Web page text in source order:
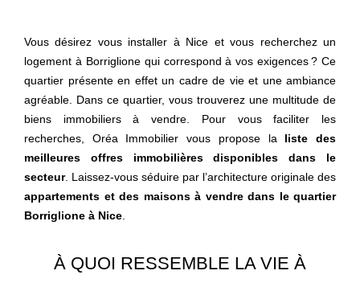
Vous désirez vous installer à Nice et vous recherchez un
logement à Borriglione qui correspond à vos exigences ? Ce
quartier présente en effet un cadre de vie et une ambiance
agréable. Dans ce quartier, vous trouverez une multitude de
biens immobiliers à vendre. Pour vous faciliter les
recherches, Oréa Immobilier vous propose la liste des
meilleures offres immobilières disponibles dans le
secteur. Laissez-vous séduire par l’architecture originale des
appartements et des maisons à vendre dans le quartier
Borriglione à Nice
À QUOI RESSEMBLE LA VIE À